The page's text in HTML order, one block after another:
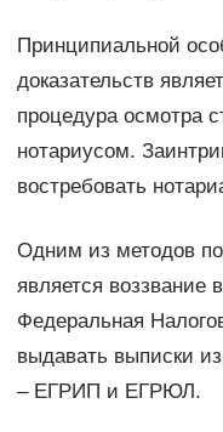
Принципиальной
доказательств
процедура осмотра
нотариусом.
востребовать
Одним из методов
является воззвание
Федеральная
выдавать выписки
– ЕГРИП и ЕГРЮЛ.